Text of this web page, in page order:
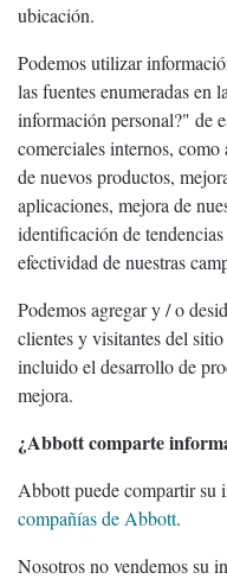
ubicación.
Podemos utilizar
las fuentes enumeradas
información personal?" de
comerciales internos,
de nuevos productos,
aplicaciones, mejora de
identificación de
efectividad de nuestras
Podemos agregar y / o
clientes y visitantes del
incluido el desarrollo de
mejora.
¿Abbott comparte
Abbott puede compartir su
compañías de Abbott.
Nosotros no vendemos su